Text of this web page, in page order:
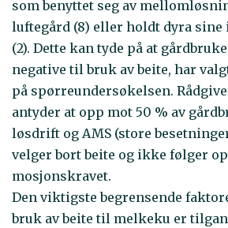
som benyttet seg av
luftegård (8) eller holdt dyra sine
(2). Dette kan tyde på at
negative til bruk av beite, har
på spørreundersøkelsen.
antyder at opp mot 50 % av
løsdrift og AMS (store
velger bort beite og ikke følger
mosjonskravet.
Den viktigste begrensende
bruk av beite til melkeku er